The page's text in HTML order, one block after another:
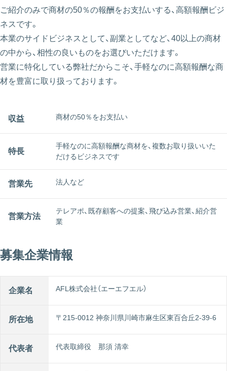
ご紹介のみで商材の50％の報酬をお支払いする、高額報酬ビジ
ネスです。
本業のサイドビジネスとして、副業としてなど、40以上の商材
の中から、相性の良いものをお選びいただけます。
営業に特化している弊社だからこそ、手軽なのに高額報酬な商
材を豊富に取り扱っております。
収益 商材の50％をお支払い
特長
手軽なのに高額報酬な商材を、複数お取り扱いいた
だけるビジネスです
営業先 法人など
営業方法
テレアポ、既存顧客への提案、飛び込み営業、紹介営
業
募集企業情報
企業名 AFL株式会社（エーエフエル）
所在地 〒215-0012 神奈川県川崎市麻生区東百合丘2-39-6
代表者 代表取締役 那須 清幸